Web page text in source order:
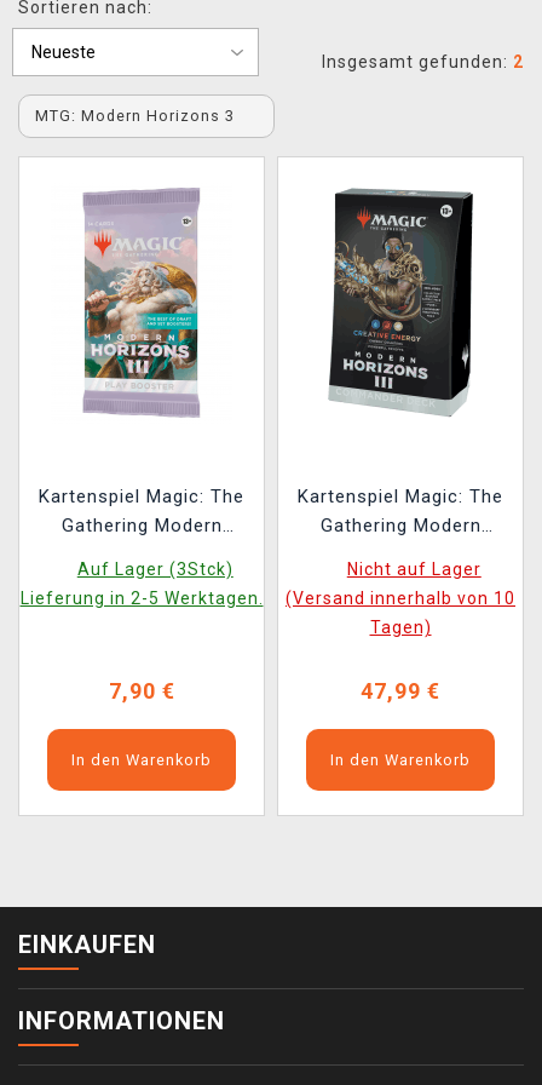
XZONE CLUB
Sortieren nach:
Insgesamt gefunden: 2
MTG: Modern Horizons 3
Kartenspiel Magic: The
Gathering Modern
Booster (14 Karten)
(ENGLISCHE VERSION)
Auf Lager (3Stck)
Lieferung in 2-5 Werktagen.
7,90 €
In den Warenkorb
Kartenspiel Magic: The
Gathering Modern
nergie Commander
Deck (ENGLISCHE
VERSION)
Nicht auf Lager
(Versand innerhalb von 10
Tagen)
47,99 €
In den Warenkorb
EINKAUFEN
INFORMATIONEN